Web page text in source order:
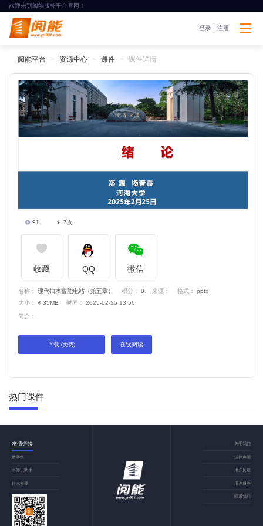
欢迎来到阅能服务平台官网！
登录 注册
阅能平台 资源中心 课件 课件详情
91 7次
收藏 QQ 微信
名称： 现代抽水蓄能电站（第五章） 积分： 0 来源： 格式：
pptx
大小：
4.35MB 时间： 2025-02-25 13:56
简介：
下载 (免费) 在线阅读
热门课件
友情链接
数字水
水知识助手
行水云课
关于我们
法律声明
用户反馈
用户服务
联系我们